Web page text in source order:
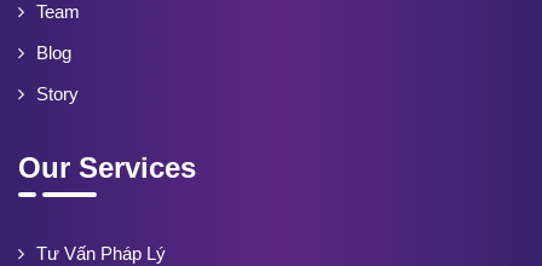
Team
Blog
Story
Our Services
Tư Vấn Pháp Lý